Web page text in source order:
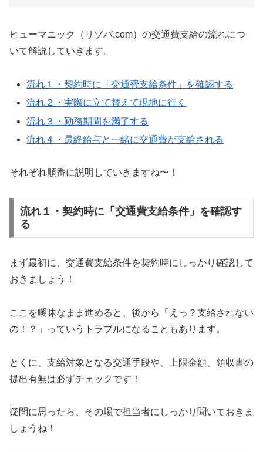
ヒューマニック（リゾバ.com）の交通費支給の流れにつ
いて解説していきます。
流れ１・契約時に「交通費支給条件」を確認する
流れ２・実際に立て替えて現地に行く
流れ３・勤務期間を満了する
流れ４・最終給与と一緒に交通費が支給される
それぞれ順番に説明していきますね〜！
流れ１・契約時に「交通費支給条件」を確認す
る
まず最初に、交通費支給条件を契約時にしっかり確認して
おきましょう！
ここを曖昧なまま進めると、後から「えっ？支給されない
の！？」っていうトラブルになることもあります。
とくに、支給対象となる交通手段や、上限金額、領収書の
提出有無は必ずチェックです！
疑問に思ったら、その場で担当者にしっかり聞いておきま
しょうね！